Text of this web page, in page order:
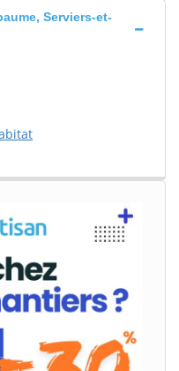
Serviers-et-